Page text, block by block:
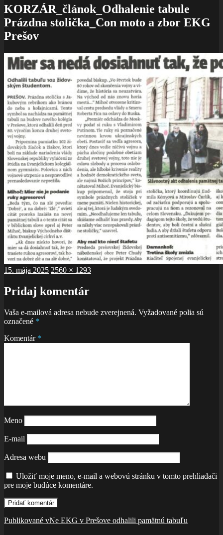
KORZÁR_článok_Odhalenie tabule
Prázdna stolička_Con moto a zbor EKG
Prešov
Publikované
15. mája 2025 Plná
2560 × 1293
Pridaj komentár
Vaša e-mailová adresa nebude zverejnená. Vyžadované polia sú
označené *
Komentár *
Meno
E-mail
Adresa webu
Uložiť moje meno, e-mail a webovú stránku v tomto prehliadači
pre moje budúce komentáre.
Navigácia
Publikované vNe EKG v Prešove odhalili pamätnú tabuľu